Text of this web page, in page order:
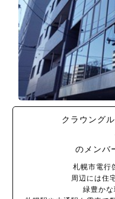
クラウング
のメンバ
札幌市電行
周辺には住
緑豊かな